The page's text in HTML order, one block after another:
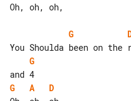
Oh, oh, oh,
G
G
G
A
D